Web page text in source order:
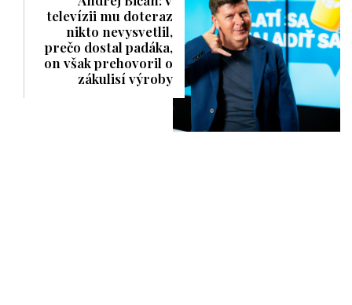
televízii mu doteraz
nikto nevysvetlil,
prečo dostal padáka,
on však prehovoril o
zákulisí výroby